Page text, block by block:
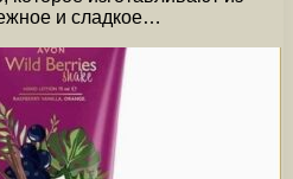
и сладкое…